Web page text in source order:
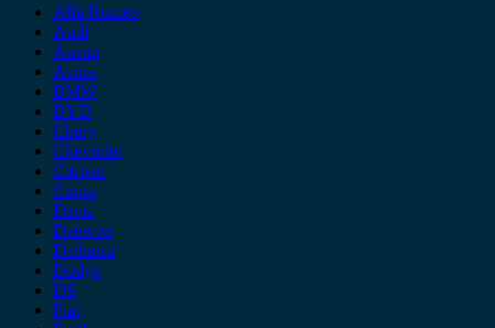
Alfa Romeo
Audi
Austin
Acura
BMW
BYD
Chery
Chevrolet
Citroen
Cupra
Dacia
Daewoo
Daihatsu
Dodge
DS
Fiat